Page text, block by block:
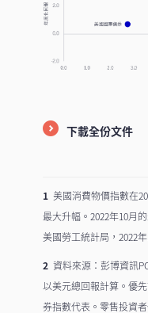
下載全份文件
1 美國消費物價指數在
最大升幅。2022年10月
美國勞工統計局，2022年
2 資料來源：彭博資訊
以美元總回報計算。優
券指數代表。零售投資